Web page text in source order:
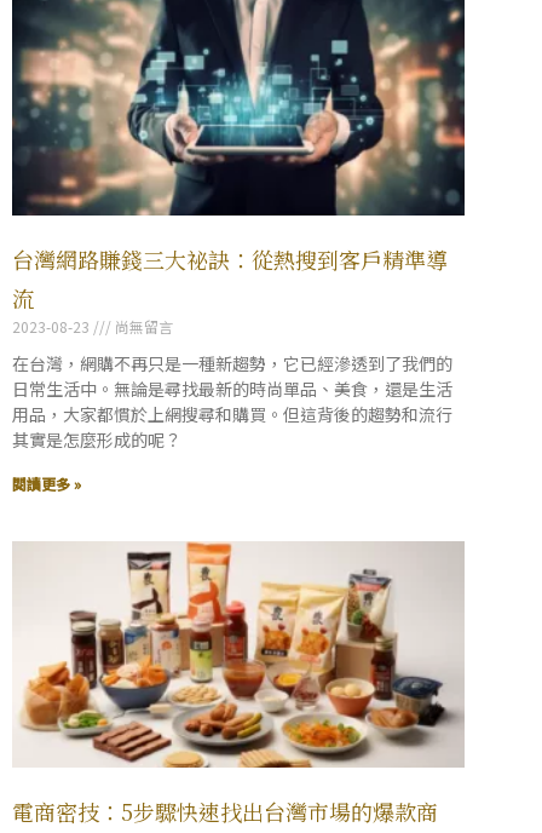
台灣網路賺錢三大祕訣：從熱搜到客戶精準導
流
2023-08-23 尚無留言
在台灣，網購不再只是一種新趨勢，它已經滲透到了我們的
日常生活中。無論是尋找最新的時尚單品、美食，還是生活
用品，大家都慣於上網搜尋和購買。但這背後的趨勢和流行
其實是怎麼形成的呢？
閱讀更多 »
電商密技：5步驟快速找出台灣市場的爆款商